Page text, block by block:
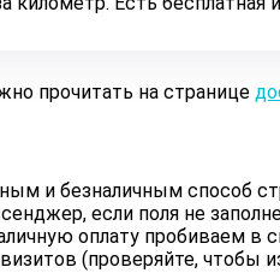
прочитать на странице
и безналичным способ
если поля не
оплату пробиваем в
(проверяйте, чтобы